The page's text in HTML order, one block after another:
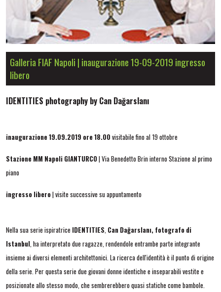
Galleria FIAF Napoli | inaugurazione 19-09-2019 ingresso
libero
IDENTITIES photography by Can Dağarslanı
inaugurazione 19.09.2019 ore 18.00 visitabile fino al 19 ottobre
Stazione MM Napoli GIANTURCO| Via Benedetto Brin interno Stazione al primo
piano
ingresso libero| visite successive su appuntamento
Nella sua serie ispiratrice IDENTITIES, Can Dağarslanı, fotografo di
Istanbul, ha interpretato due ragazze, rendendole entrambe parte integrante
insieme ai diversi elementi architettonici. La ricerca dell'identità è il punto di origine
della serie. Per questa serie due giovani donne identiche e inseparabili vestite e
posizionate allo stesso modo, che sembrerebbero quasi statiche come bambole.